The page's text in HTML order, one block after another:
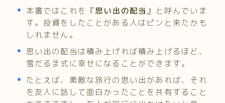
本書ではこれを『思い出の配当』と呼んでいま
す。投資をしたことがある人はピンと来たかも
しれません。
思い出の配当は積み上げれば積み上げるほど、
雪だるま式に幸せになることができます。
たとえば、素敵な旅行の思い出があれば、それ
を友人に話して面白かったことを共有すること